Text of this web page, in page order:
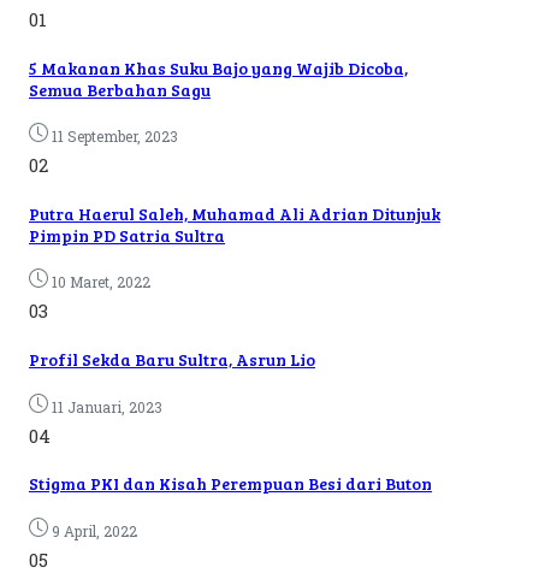
01
5 Makanan Khas Suku Bajo yang Wajib Dicoba,
Semua Berbahan Sagu
11 September, 2023
02
Putra Haerul Saleh, Muhamad Ali Adrian Ditunjuk
Pimpin PD Satria Sultra
10 Maret, 2022
03
Profil Sekda Baru Sultra, Asrun Lio
11 Januari, 2023
04
Stigma PKI dan Kisah Perempuan Besi dari Buton
9 April, 2022
05